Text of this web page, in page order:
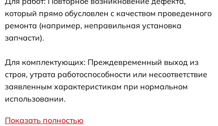
который прямо обусловлен с качеством проведенного
ремонта (например, неправильная установка
запчасти).
Для комплектующих: Преждевременный выход из
строя, утрата работоспособности или несоответствие
заявленным характеристикам при нормальном
использовании.
Показать полностью